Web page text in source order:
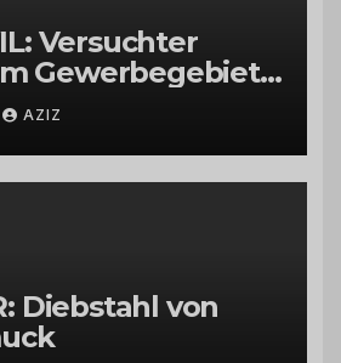
Versuchter
Gewerbegebiet
AZIZ
Diebstahl von